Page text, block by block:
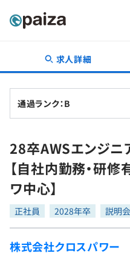
転職・キャリア
転職成功ガイド
転職エージェント
インタビュー
転職成功ガイド
新卒就活
求人検索
本選考
インターン
新卒エージェント
学習
問題集
4択課題
プログラミング言語
ゲーム・マンガ
求人詳細
通過ランク：B
28卒AWSエンジニ
【自社内勤務・研修
ワ中心】
正社員 2028年卒 説明
株式会社クロスパワー